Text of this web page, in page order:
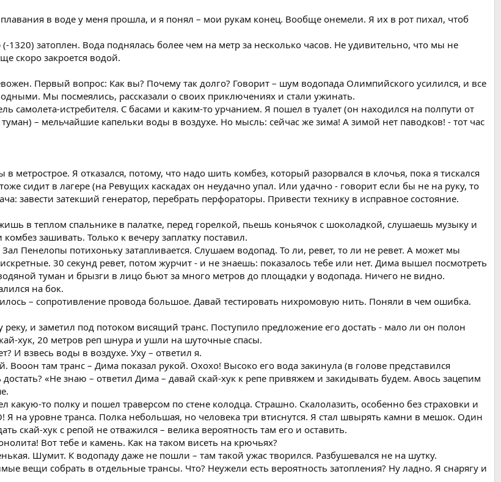
в воде у меня прошла, и я понял – мои рукам конец. Вообще онемели. Я их в рот пихал, чтоб
затоплен. Вода поднялась более чем на метр за несколько часов. Не удивительно, что мы не
скоро закроется водой.
Первый вопрос: Как вы? Почему так долго? Говорит – шум водопада Олимпийского усилился, и все
Мы посмеялись, рассказали о своих приключениях и стали ужинать.
самолета-истребителя. С басами и каким-то урчанием. Я пошел в туалет (он находился на полпути от
– мельчайшие капельки воды в воздухе. Но мысль: сейчас же зима! А зимой нет паводков! - тот час
метрострое. Я отказался, потому, что надо шить комбез, который разорвался в клочья, пока я тискался
сидит в лагере (на Ревущих каскадах он неудачно упал. Или удачно - говорит если бы не на руку, то
завести затекший генератор, перебрать перфораторы. Привести технику в исправное состояние.
в теплом спальнике в палатке, перед горелкой, пьешь коньячок с шоколадкой, слушаешь музыку и
зашивать. Только к вечеру заплатку поставил.
Пенелопы потихоньку затапливается. Слушаем водопад. То ли, ревет, то ли не ревет. А может мы
30 секунд ревет, потом журчит - и не знаешь: показалось тебе или нет. Дима вышел посмотреть
туман и брызги в лицо бьют за много метров до площадки у водопада. Ничего не видно.
на бок.
– сопротивление провода большое. Давай тестировать нихромовую нить. Поняли в чем ошибка.
и заметил под потоком висящий транс. Поступило предложение его достать - мало ли он полон
хук, 20 метров реп шнура и ушли на шуточные спасы.
И взвесь воды в воздухе. Уху – ответил я.
Вооон там транс – Дима показал рукой. Охохо! Высоко его вода закинула (в голове представился
«Не знаю – ответил Дима – давай скай-хук к репе привяжем и закидывать будем. Авось зацепим
то полку и пошел траверсом по стене колодца. Страшно. Скалолазить, особенно без страховки и
Я на уровне транса. Полка небольшая, но человека три втиснутся. Я стал швырять камни в мешок. Один
скай-хук с репой не отважился – велика вероятность там его и оставить.
Вот тебе и камень. Как на таком висеть на крючьях?
Шумит. К водопаду даже не пошли – там такой ужас творился. Разбушевался не на шутку.
вещи собрать в отдельные трансы. Что? Неужели есть вероятность затопления? Ну ладно. Я снарягу и